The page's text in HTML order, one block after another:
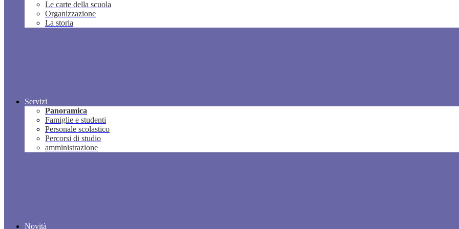
Le carte della scuola
Organizzazione
La storia
Servizi
Panoramica
Famiglie e studenti
Personale scolastico
Percorsi di studio
amministrazione
Novità